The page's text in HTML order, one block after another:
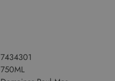
7434301
750ML